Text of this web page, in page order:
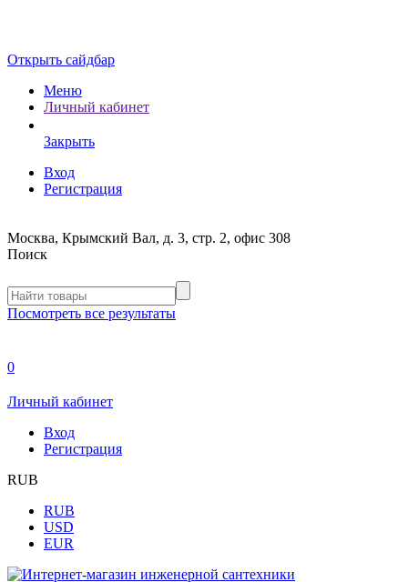
Открыть сайдбар
Меню
Личный кабинет
Закрыть
Вход
Регистрация
Москва, Крымский Вал, д. 3, стр. 2, офис 308
Поиск
Посмотреть все результаты
0
Личный кабинет
Вход
Регистрация
RUB
RUB
USD
EUR